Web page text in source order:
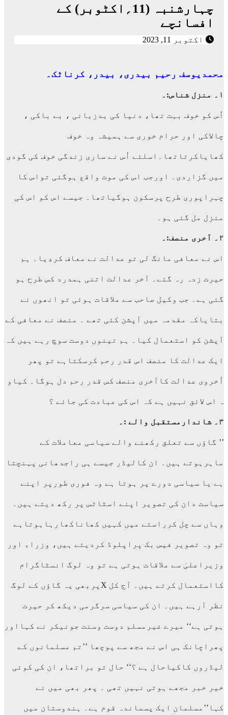
چہارشنبہ (11؍اکٹوبر) کے
افسانچے
اکتوبر 11, 2023
محمدیوسف رحیم بیدری، بیدر، کرناٹک۔
۱۔ منزل شناس:۔
اُس کو خوف بہت تھا، دنیا کی بدزبانی ، بے باکی ،
چالاکی اور حرام خوری سے ہمیشہ وہ خوف
کھایاکرتاتھا۔اسلئے اُس نے ساری زندگی خوف کی گودی
میں گزاردی۔ اورجب اس کی موت واقع ہوگئی تواس کا
چہراپوری طرح پرسکون ہوگیاتھا۔ جیسے اس کو اس کی
منزل مل گئی ہو۔
۲۔ آخری منصف:۔
اس نے معافی مانگ لی تو عدالت نے معاف کردِیا۔ ہم
حیرت زدہ رہ گئے۔ آخر عدالت اتنی ہمدرد کس طرح ہو
گئی ہے۔ جب وکیل صاحب سے ملاقات ہوئی تو انھوں نے
بتایاکہ مقدمہ میں آپشن کئی تھے ۔ منصف نے معافی کے
آپشن کو استعمال کیا۔ ہم تینوں دوست سوچ رہے ہیں کہ
ایک عدالت کا منصف اس قدر رحم کرسکتاہے تو پھر
اُخروی عدالت کاآخری منصف کس قدر رحم دل ہوگا۔ کیاو
ہ اس لائق نہیں ہے کہ اس کی عبادت کی جائے ؟
۳۔ شاندارمستقبل والے :۔
’’ گاؤں سے تعلق رکھنے والے سیاسی معاملات کے
ماہرہوتے ہیں۔ ان کالیڈر جیسے ہی راجدھانی پہنچتا
ہے یا سیاسی دورے پر ہوتا ہے وہ فوری طورپر اپنے
سیاست دان کی تصویر اپنے اسٹاٹس پر رکھ دیتے ہیں۔
وہاں سے چل کرراستے میں کہیں کھاناکھارہاہوتاہے
تو وہ تصویر فیس بک پراپلوڈ کردیتے ہیں، وزراء اور
وزیراعلیٰ سے ملاقات ہوتی ہے تو وہ لوگ انسٹاگرام
کااستعمال کرتے ہیں۔ آج کل Xپربھی یہ گاؤں کے لوگ
نظر آرہے ہیں۔ ان کی سیاسی سرگرمی دیکھ کر حیرت
ہوتی ہے‘‘ میرے غیرمسلم دوست وسنت جونیکر نے کہااور
پھراچانک ہی اس نے مجھ سے پوچھا ’’تم مسلمانوں کے
لیڈروں کاکیاحال ہے ؟‘‘ حال تو براتھا، ان کی کوئی
خیر خبر مجھے ہوتی نہیں تھی ۔ پھر بھی میں نے
کہا’’مسلمان ایک پسماندہ قوم ہے۔ ہندوستان میں